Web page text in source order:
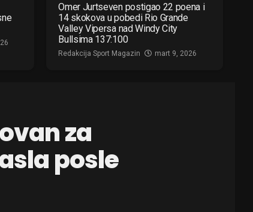
Omer Jurtseven postigao 22 poena i
14 skokova u pobedi Rio Grande
Valley Vipersa nad Windy City
Bullsima 137:100
Redakcija Sport Magazin mart 9, 2026
za
posle